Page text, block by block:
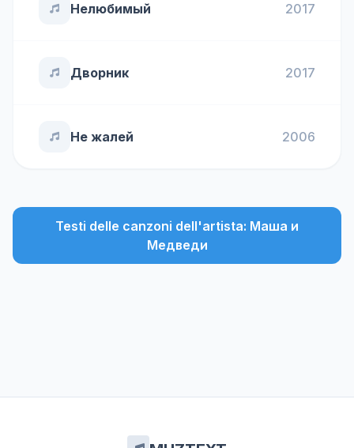
Нелюбимый 2017
Дворник 2017
Не жалей 2006
Testi delle canzoni dell'artista: Маша и
Медведи